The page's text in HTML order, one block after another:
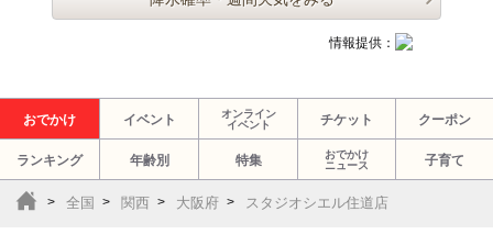
情報提供：
おでかけ イベント
オンライン
イベント
チケット クーポン
ランキング 年齢別 特集
おでかけ
ニュース
子育て
全国 関西 大阪府 スタジオシエル住道店